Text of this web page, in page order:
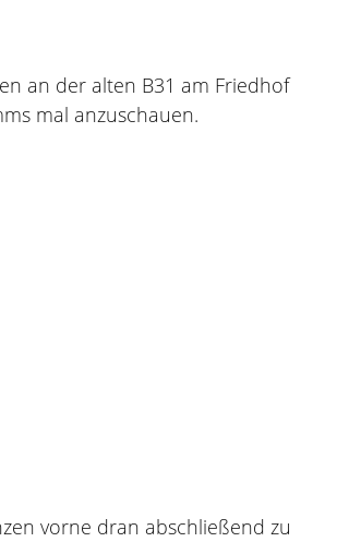
an der alten B31 am Friedhof
mal anzuschauen.
vorne dran abschließend zu